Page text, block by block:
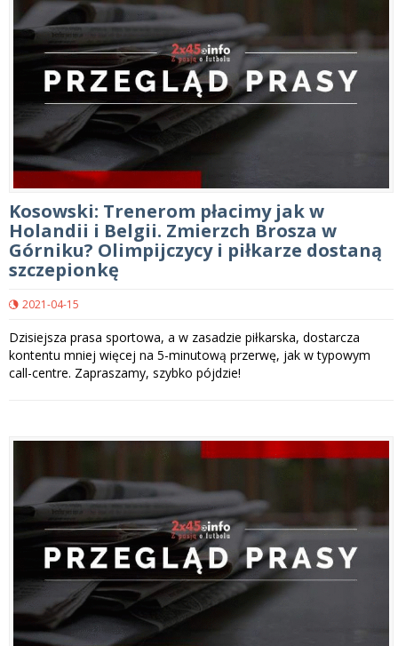
Kosowski: Trenerom płacimy jak w
Holandii i Belgii. Zmierzch Brosza w
Górniku? Olimpijczycy i piłkarze dostaną
szczepionkę
2021-04-15
Dzisiejsza prasa sportowa, a w zasadzie piłkarska, dostarcza
kontentu mniej więcej na 5-minutową przerwę, jak w typowym
call-centre. Zapraszamy, szybko pójdzie!